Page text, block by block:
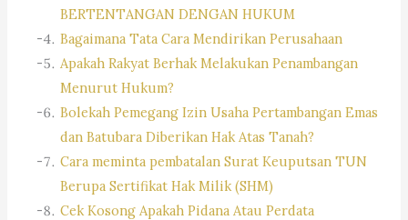
BERTENTANGAN DENGAN HUKUM
Bagaimana Tata Cara Mendirikan Perusahaan
Apakah Rakyat Berhak Melakukan Penambangan
Menurut Hukum?
Bolekah Pemegang Izin Usaha Pertambangan Emas
dan Batubara Diberikan Hak Atas Tanah?
Cara meminta pembatalan Surat Keuputsan TUN
Berupa Sertifikat Hak Milik (SHM)
Cek Kosong Apakah Pidana Atau Perdata